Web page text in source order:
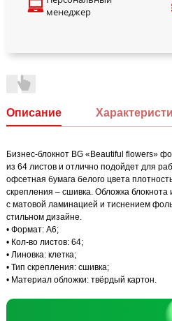
менеджер
Описание
Бизнес-блокнот BG «Beautiful flowers»
из 64 листов и отлично подойдет для
офсетная бумага белого цвета
скрепления – сшивка. Обложка блокнота
с матовой ламинацией и тиснением
стильном дизайне.
• Формат: А6;
• Кол-во листов: 64;
• Линовка: клетка;
• Тип скрепления: сшивка;
• Материал обложки: твёрдый картон.